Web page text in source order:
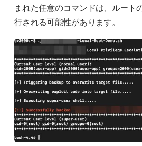
まれた任意のコマンドは、ルート
行される可能性があります。